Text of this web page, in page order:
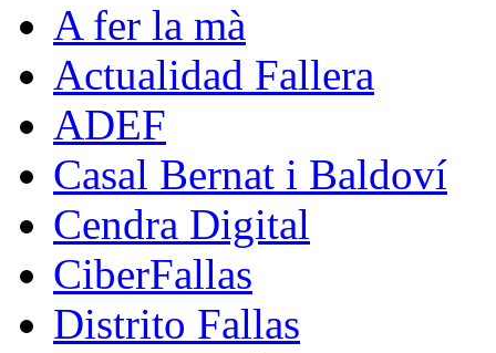
A fer la mà
Actualidad Fallera
ADEF
Casal Bernat i Baldoví
Cendra Digital
CiberFallas
Distrito Fallas